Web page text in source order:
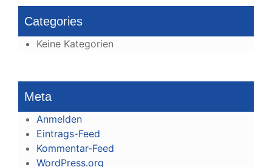
Categories
Keine Kategorien
Meta
Anmelden
Eintrags-Feed
Kommentar-Feed
WordPress.org